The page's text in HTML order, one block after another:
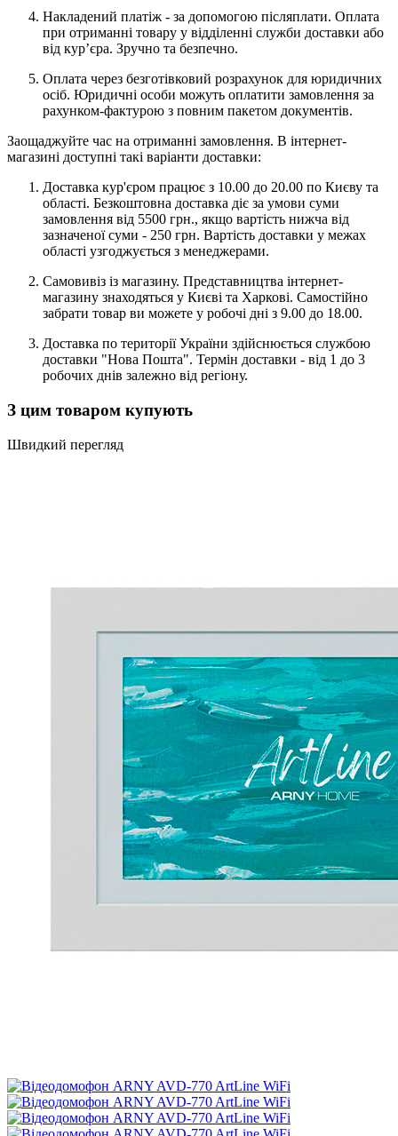
Накладений платіж - за допомогою післяплати. Оплата
при отриманні товару у відділенні служби доставки або
від кур’єра. Зручно та безпечно.
Оплата через безготівковий розрахунок для юридичних
осіб. Юридичні особи можуть оплатити замовлення за
рахунком-фактурою з повним пакетом документів.
Заощаджуйте час на отриманні замовлення. В інтернет-
магазині доступні такі варіанти доставки:
Доставка кур'єром працює з 10.00 до 20.00 по Києву та
області. Безкоштовна доставка діє за умови суми
замовлення від 5500 грн., якщо вартість нижча від
зазначеної суми - 250 грн. Вартість доставки у межах
області узгоджується з менеджерами.
Самовивіз із магазину. Представництва інтернет-
магазину знаходяться у Києві та Харкові. Самостійно
забрати товар ви можете у робочі дні з 9.00 до 18.00.
Доставка по території України здійснюється службою
доставки "Нова Пошта". Термін доставки - від 1 до 3
робочих днів залежно від регіону.
З цим товаром купують
Швидкий перегляд